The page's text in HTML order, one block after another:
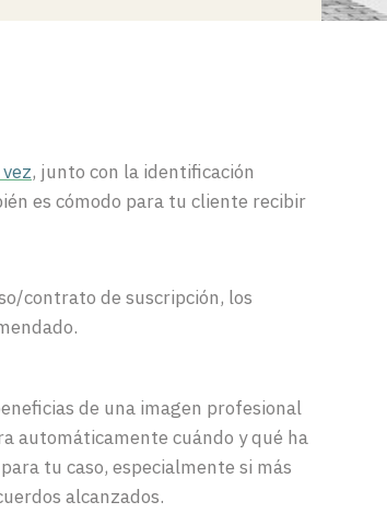
, junto con la identificación
es cómodo para tu cliente recibir
contrato de suscripción, los
de una imagen profesional
automáticamente cuándo y qué ha
tu caso, especialmente si más
alcanzados.